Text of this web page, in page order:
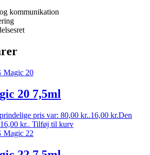
kommunikation
20 7,5ml
pris var: 80,00 kr..16,00 kr.Den
kr.. Tilføj til kurv